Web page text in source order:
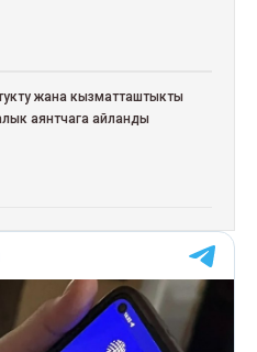
жана кызматташтыкты
аянтчага айланды